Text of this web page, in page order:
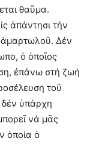
θαῦμα.
ἀπάντησι τήν
ἁμαρτωλοῦ. Δέν
ὁ ὁποῖος
ἐπάνω στή ζωή
τοῦ
δέν ὑπάρχη
νά μᾶς
ὁποία ὁ